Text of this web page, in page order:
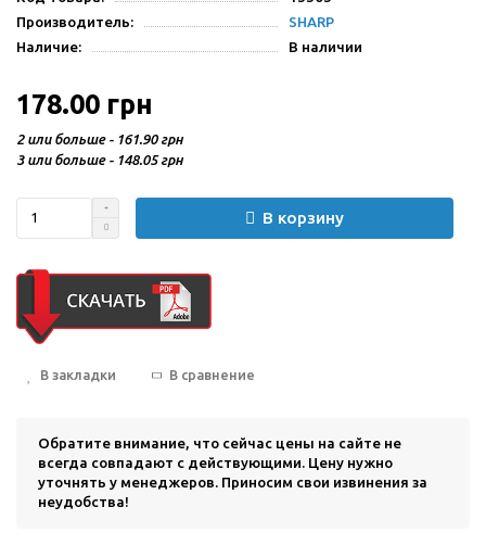
Производитель:
SHARP
Наличие:
В наличии
178.00 грн
2 или больше - 161.90 грн
3 или больше - 148.05 грн
В корзину
В закладки В сравнение
Обратите внимание, что сейчас цены на сайте не
всегда совпадают с действующими. Цену нужно
уточнять у менеджеров. Приносим свои извинения за
неудобства!